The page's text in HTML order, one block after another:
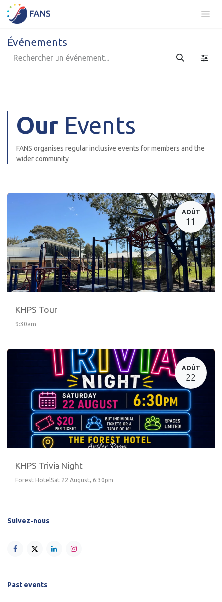
Se rendre au contenu
Événements
Our Events
FANS organises regular inclusive events for members and the
wider community
AOÛT
11
KHPS Tour
9:30am
AOÛT
22
KHPS Trivia Night
Forest HotelSat 22 August, 6:30pm
Suivez-nous
Past events